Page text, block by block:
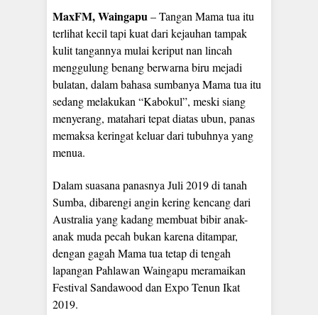
MaxFM, Waingapu– Tangan Mama tua itu
terlihat kecil tapi kuat dari kejauhan tampak
kulit tangannya mulai keriput nan lincah
menggulung benang berwarna biru mejadi
bulatan, dalam bahasa sumbanya Mama tua itu
sedang melakukan “Kabokul”, meski siang
menyerang, matahari tepat diatas ubun, panas
memaksa keringat keluar dari tubuhnya yang
menua.
Dalam suasana panasnya Juli 2019 di tanah
Sumba, dibarengi angin kering kencang dari
Australia yang kadang membuat bibir anak-
anak muda pecah bukan karena ditampar,
dengan gagah Mama tua tetap di tengah
lapangan Pahlawan Waingapu meramaikan
Festival Sandawood dan Expo Tenun Ikat
2019.